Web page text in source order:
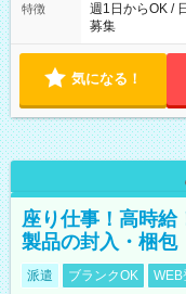
特徴
週1日からOK /
募集
気になる！
座り仕事！高時給
製品の封入・梱包
派遣 ブランクOK WEB